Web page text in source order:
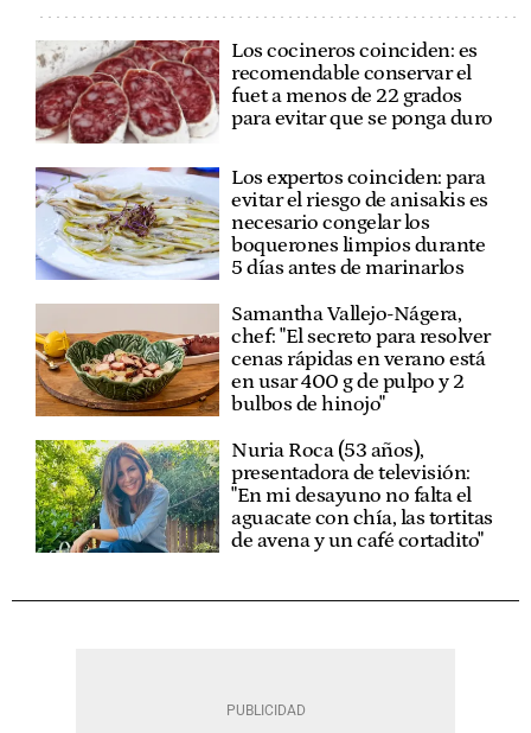
Los cocineros coinciden: es
recomendable conservar el
fuet a menos de 22 grados
para evitar que se ponga duro
Los expertos coinciden: para
evitar el riesgo de anisakis es
necesario congelar los
boquerones limpios durante
5 días antes de marinarlos
Samantha Vallejo-Nágera,
chef: "El secreto para resolver
cenas rápidas en verano está
en usar 400 g de pulpo y 2
bulbos de hinojo"
Nuria Roca (53 años),
presentadora de televisión:
"En mi desayuno no falta el
aguacate con chía, las tortitas
de avena y un café cortadito"